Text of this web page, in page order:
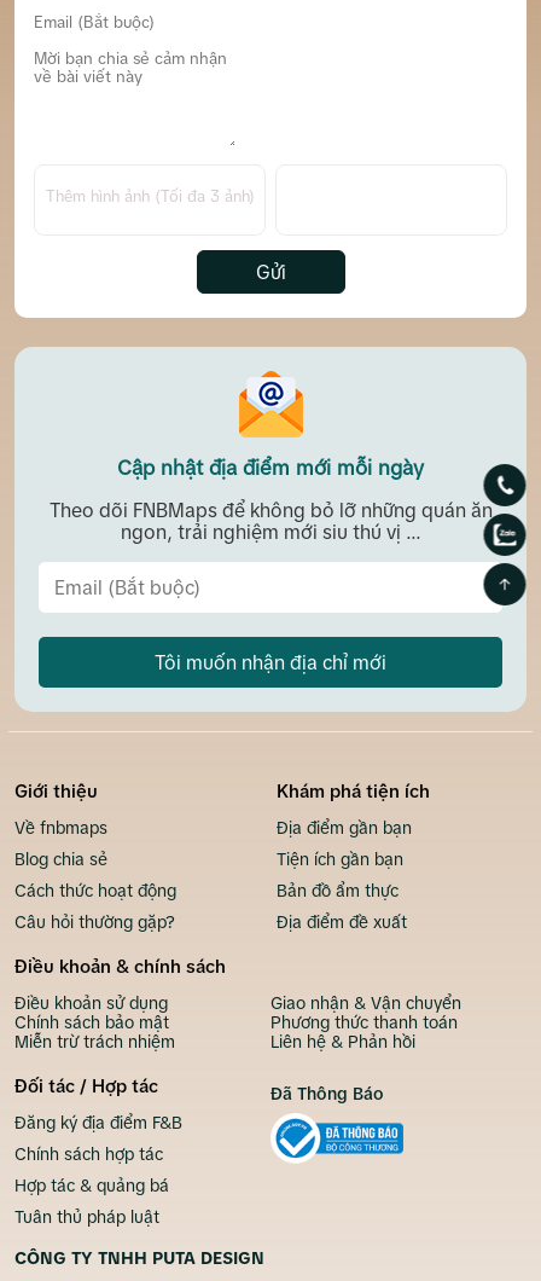
Thêm hình ảnh (Tối đa 3 ảnh)
Gửi
Cập nhật địa điểm mới mỗi ngày
Theo dõi FNBMaps để không bỏ lỡ những quán ăn
ngon, trải nghiệm mới siu thú vị ...
Tôi muốn nhận địa chỉ mới
Giới thiệu
Về fnbmaps
Blog chia sẻ
Cách thức hoạt động
Câu hỏi thường gặp?
Khám phá tiện ích
Địa điểm gần bạn
Tiện ích gần bạn
Bản đồ ẩm thực
Địa điểm đề xuất
Điều khoản & chính sách
Điều khoản sử dụng
Chính sách bảo mật
Miễn trừ trách nhiệm
Giao nhận & Vận chuyển
Phương thức thanh toán
Liên hệ & Phản hồi
Đối tác / Hợp tác
Đăng ký địa điểm F&B
Chính sách hợp tác
Hợp tác & quảng bá
Tuân thủ pháp luật
CÔNG TY TNHH PUTA DESIGN
Đã Thông Báo